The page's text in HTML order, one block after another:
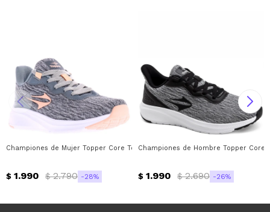
Championes de Mujer Topper Core Topper - Gris - Rosa
$ 1.990 $ 2.790 28
Championes de Hombre Topper Core
$ 1.990 $ 2.690 26